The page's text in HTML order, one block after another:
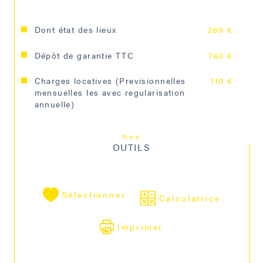
Dont état des lieux 269 €
Dépôt de garantie TTC 740 €
Charges locatives (Previsionnelles
mensuelles les avec regularisation
annuelle)
110 €
Nos
OUTILS
Sélectionner Calculatrice
Imprimer